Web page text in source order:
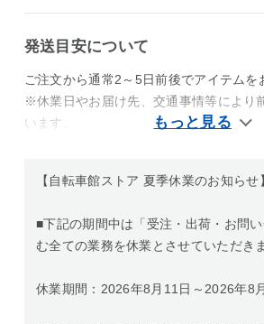
発送目安について
ご注文から通常2～5日前後でアイテムを
※休業日やお届け先、交通事情等により
います。
【自転車館ストア 夏季休業のお知らせ】
■下記の期間中は「受注・出荷・お問
む全ての業務を休業とさせていただき
休業期間：2026年8月11日～2026年8